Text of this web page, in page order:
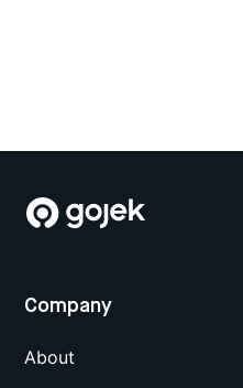
Company
About